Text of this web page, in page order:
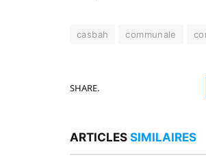
casbah communale
SHARE.
ARTICLES SIMILAIRES